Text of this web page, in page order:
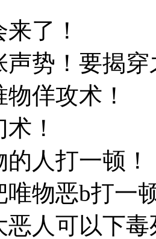
了！
声势！要揭
佯攻术！
！
人打一顿！
唯物恶b打一
恶人可以下毒